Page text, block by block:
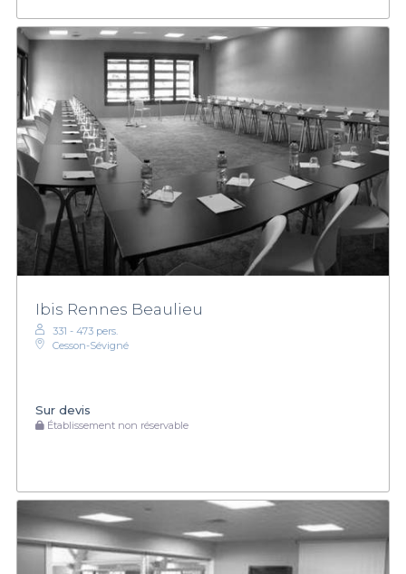
Ibis Rennes Beaulieu
331 - 473 pers.
Cesson-Sévigné
Sur devis
Établissement non réservable